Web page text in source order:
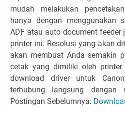
mudah melakukan
hanya dengan menggunakan
ADF atau auto document feeder
printer ini. Resolusi yang akan
akan membuat Anda semakin
cetak yang dimiliki oleh
download driver untuk
terhubung langsung dengan
Postingan Sebelumnya: